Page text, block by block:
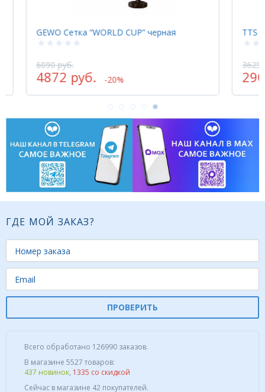
TTS Сетка CLIP PRO (прищепка)
3625 руб.
2900 руб.
ГДЕ МОЙ ЗАКАЗ?
ПРОВЕРИТЬ
Всего обработано 126990 заказов.
В магазине 5527 товаров:
437 новинок, 1335 со скидкой
Сейчас в магазине 42 покупателей.